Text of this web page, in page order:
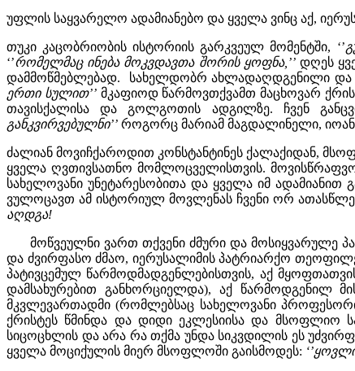
უფლის საყვარელო ადამიანებო და ყველა ვინც აქ,
თუკი კაცობრიობის ისტორიის გარკვეულ მომენტში, ‘’
‘’რომელმაც ინება მოკვდავთა შორის ყოფნა,’’დღეს
დამმოწმებლებად. სახელდობრ ახლადაღდგენილი და
ერთი სულით’’მკაფიოდ წარმოვთქვამთ მაცხოვარ
თავისქალისა და გოლგოთის ადგილზე. ჩვენ
განკვირვებულნი’’ როგორც მარიამ მაგდალინელი,
ძალიან მოვიჩქაროდით კონსტანტინეს ქალაქიდან,
ყველა ღვთივსათნო მომლოცველისთვის.
სახელოვანი უნეტარესობითა და ყველა იმ ადამიანით
ვულოცავთ ამ ისტორიულ მოვლენას ჩვენი ორ
აღდგა!
მოწვეულნი ვართ თქვენი ძმური და მოსიყვარულე
და ძვირფასო ძმაო, იერუსალიმის პატრიარქო
პატივცემულ წარმოდმადგენლებისთვის, აქ
დამსახურებით განხორციელდა), აქ წარმოდგენილ
მკვლევართადმი (რომლებსაც სახელოვანი
ქრისტეს წმინდა და დიდი ეკლესიისა და მსოფლიო
სიცოცხლის და არა რა თქმა უნდა სიკვდილის ეს
ყველა მოციქულის მიერ მსოფლოში გაისმოდეს: